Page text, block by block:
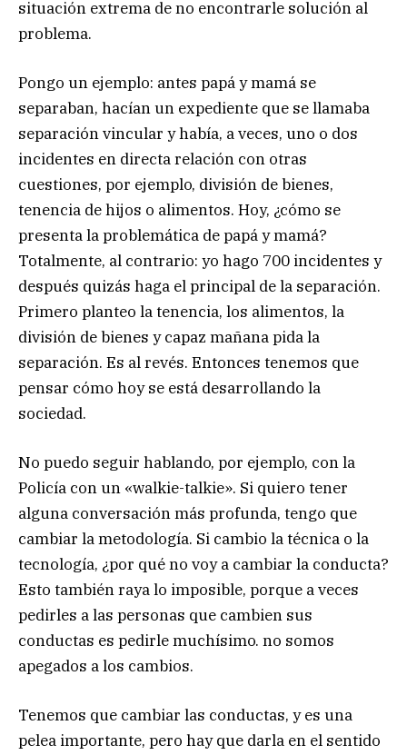
situación extrema de no encontrarle solución al
problema.
Pongo un ejemplo: antes papá y mamá se
separaban, hacían un expediente que se llamaba
separación vincular y había, a veces, uno o dos
incidentes en directa relación con otras
cuestiones, por ejemplo, división de bienes,
tenencia de hijos o alimentos. Hoy, ¿cómo se
presenta la problemática de papá y mamá?
Totalmente, al contrario: yo hago 700 incidentes y
después quizás haga el principal de la separación.
Primero planteo la tenencia, los alimentos, la
división de bienes y capaz mañana pida la
separación. Es al revés. Entonces tenemos que
pensar cómo hoy se está desarrollando la
sociedad.
No puedo seguir hablando, por ejemplo, con la
Policía con un «walkie-talkie». Si quiero tener
alguna conversación más profunda, tengo que
cambiar la metodología. Si cambio la técnica o la
tecnología, ¿por qué no voy a cambiar la conducta?
Esto también raya lo imposible, porque a veces
pedirles a las personas que cambien sus
conductas es pedirle muchísimo. no somos
apegados a los cambios.
Tenemos que cambiar las conductas, y es una
pelea importante, pero hay que darla en el sentido